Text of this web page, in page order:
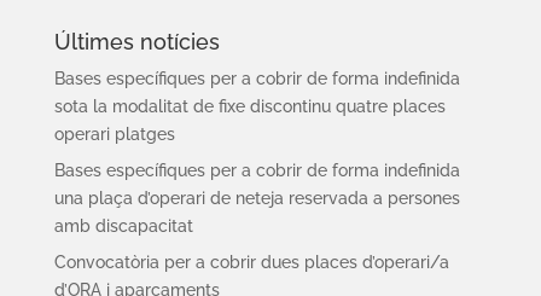
Últimes notícies
Bases específiques per a cobrir de forma indefinida
sota la modalitat de fixe discontinu quatre places
operari platges
Bases específiques per a cobrir de forma indefinida
una plaça d’operari de neteja reservada a persones
amb discapacitat
Convocatòria per a cobrir dues places d’operari/a
d’ORA i aparcaments